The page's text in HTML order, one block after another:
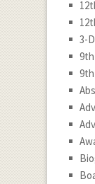
3-